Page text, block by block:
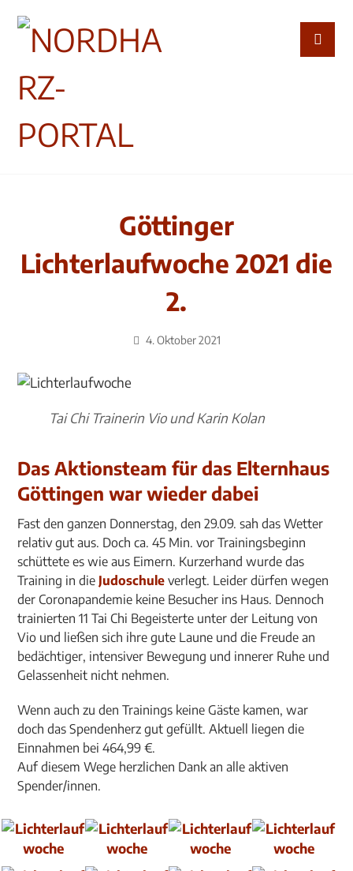
Göttinger
Lichterlaufwoche 2021 die
2.
4. Oktober 2021
Tai Chi Trainerin Vio und Karin Kolan
Das Aktionsteam für das Elternhaus
Göttingen war wieder dabei
Fast den ganzen Donnerstag, den 29.09. sah das Wetter
relativ gut aus. Doch ca. 45 Min. vor Trainingsbeginn
schüttete es wie aus Eimern. Kurzerhand wurde das
Training in dieJudoschule verlegt. Leider dürfen wegen
der Coronapandemie keine Besucher ins Haus. Dennoch
trainierten 11 Tai Chi Begeisterte unter der Leitung von
Vio und ließen sich ihre gute Laune und die Freude an
bedächtiger, intensiver Bewegung und innerer Ruhe und
Gelassenheit nicht nehmen.
Wenn auch zu den Trainings keine Gäste kamen, war
doch das Spendenherz gut gefüllt. Aktuell liegen die
Einnahmen bei 464,99 €.
Auf diesem Wege herzlichen Dank an alle aktiven
Spender/innen.